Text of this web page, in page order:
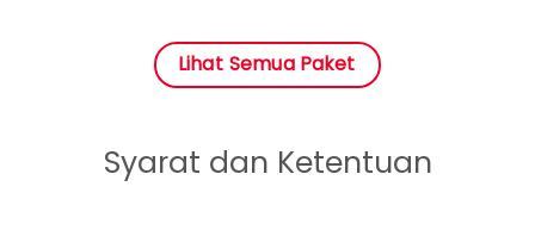
Lihat Semua Paket
Syarat dan Ketentuan